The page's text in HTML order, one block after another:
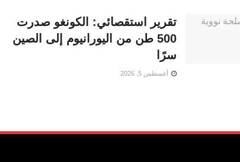
تقرير استقصائي: الكونغو صدرت
500 طن من اليورانيوم إلى الصين
سرًا
أغسطس 5, 2026